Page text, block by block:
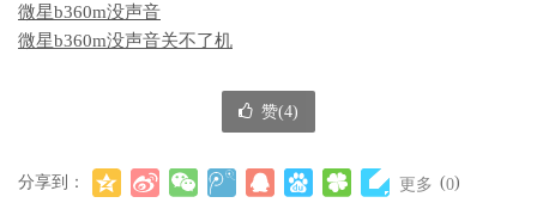
微星b360m没声音
微星b360m没声音关不了机
赞(4)
分享到： 更多 (0)